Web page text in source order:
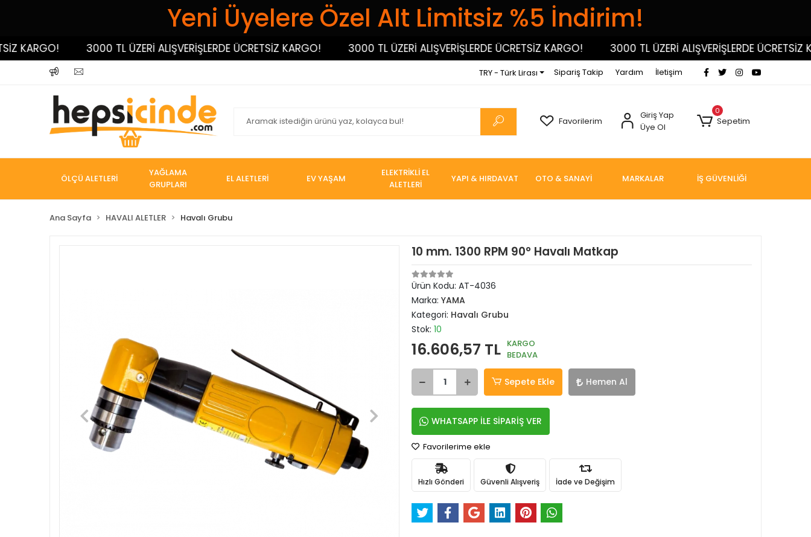
Yeni Üyelere Özel Alt Limitsiz %5 İndirim!
3000 TL ÜZERİ ALIŞVERİŞLERDE ÜCRETSİZ KARGO! 3000 TL ÜZERİ ALIŞVERİŞLERDE ÜCRETSİZ KARGO! 3000 TL ÜZERİ ALIŞVERİŞLERDE ÜCRETSİZ
TRY - Türk Lirası Sipariş Takip Yardım İletişim
Favorilerim
Giriş Yap
Üye Ol
0
Sepetim
ÖLÇÜ ALETLERİ
YAĞLAMA
GRUPLARI
EL ALETLERİ EV YAŞAM
ELEKTRİKLİ EL
ALETLERİ
YAPI & HIRDAVAT OTO & SANAYİ MARKALAR İŞ GÜVENLİĞİ
Ana Sayfa HAVALI ALETLER Havalı Grubu
10 mm. 1300 RPM 90° Havalı Matkap
Ürün Kodu: AT-4036
Marka: YAMA
Kategori: Havalı Grubu
Stok: 10
16.606,57 TL KARGO
BEDAVA
Sepete Ekle Hemen Al
WHATSAPP İLE SİPARİŞ VER
Favorilerime ekle
Hızlı Gönderi Güvenli Alışveriş İade ve Değişim